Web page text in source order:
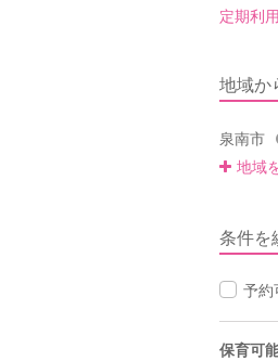
定期利
地域か
泉南市
地域
条件を
予約
保育可